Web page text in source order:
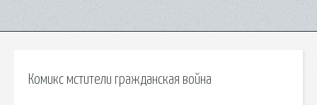
Комикс мстители гражданская война